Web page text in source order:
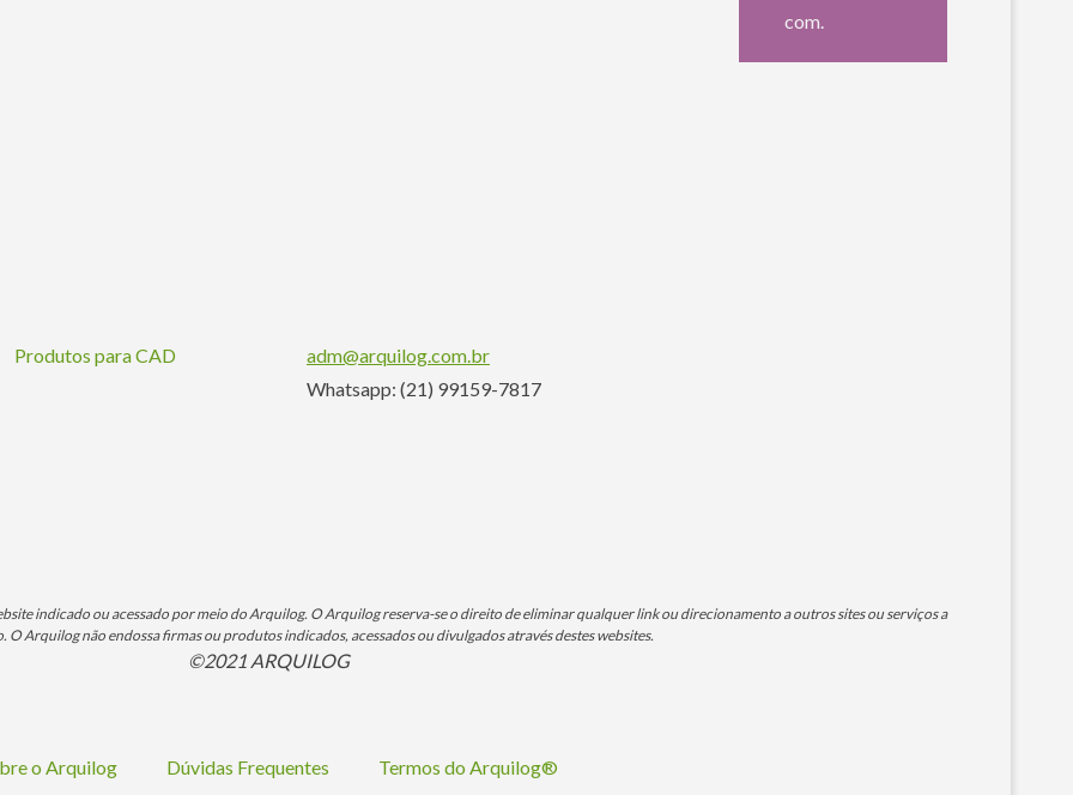
com.
Produtos para CAD
adm@arquilog.com.br
Whatsapp: (21) 99159-7817
indicado ou acessado por meio do Arquilog. O Arquilog reserva-se o direito de eliminar qualquer link ou direcionamento a outros sites ou serviços a
O Arquilog não endossa firmas ou produtos indicados, acessados ou divulgados através destes websites.
©2021 ARQUILOG
o Arquilog Dúvidas Frequentes Termos do Arquilog®